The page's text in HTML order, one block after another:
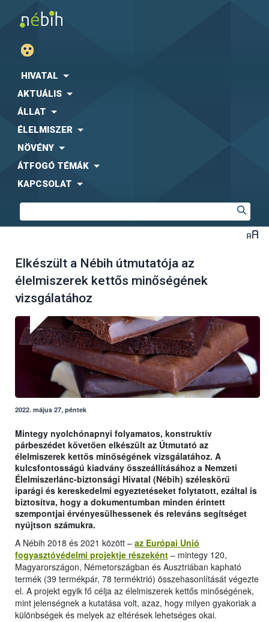
HIVATAL
AKTUÁLIS
ÁLLAT
ÉLELMISZER
NÖVÉNY
ÁTFOGÓ TÉMÁK
KAPCSOLAT
Elkészült a Nébih útmutatója az
élelmiszerek kettős minőségének
vizsgálatához
2022. május 27, péntek
Mintegy nyolchónapnyi folyamatos, konstruktív
párbeszédet követően elkészült az Útmutató az
élelmiszerek kettős minőségének vizsgálatához. A
kulcsfontosságú kiadvány összeállításához a Nemzeti
Élelmiszerlánc-biztonsági Hivatal (Nébih) széleskörű
iparági és kereskedelmi egyeztetéseket folytatott, ezáltal is
biztosítva, hogy a dokumentumban minden érintett
szempontjai érvényesülhessenek és releváns segítséget
nyújtson számukra.
A Nébih 2018 és 2021 között – az Európai Unió
fogyasztóvédelmi projektje részeként – mintegy 120,
Magyarországon, Németországban és Ausztriában kapható
termék (39 termékpár, 78 terméktrió) összehasonlítását végezte
el. A projekt egyik fő célja az élelmiszerek kettős minőségének,
mint jelenségnek a kutatása volt, azaz, hogy milyen gyakoriak a
különbségek és melyek az eltérések lehetséges okai.